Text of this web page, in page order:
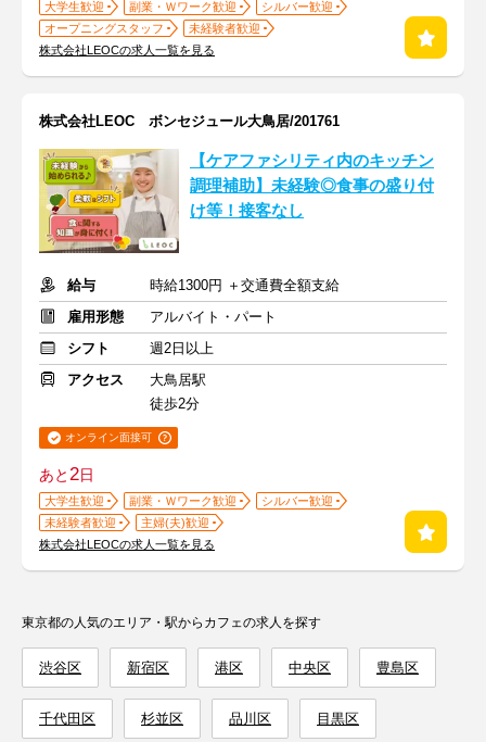
大学生歓迎 副業・Ｗワーク歓迎
シルバー歓迎
オープニングスタッフ
未経験者歓迎
株式会社LEOCの求人一覧を見る
株式会社LEOC ボンセジュール大鳥居/201761
【ケアファシリティ内のキッチン
調理補助】未経験◎食事の盛り付
け等！接客なし
給与
時給1300円 ＋交通費全額支給
雇用形態
アルバイト・パート
シフト
週2日以上
アクセス
大鳥居駅
徒歩2分
オンライン面接可
あと2日
大学生歓迎 副業・Ｗワーク歓迎
シルバー歓迎
未経験者歓迎
主婦(夫)歓迎
株式会社LEOCの求人一覧を見る
東京都の人気のエリア・駅からカフェの求人を探す
渋谷区 新宿区 港区 中央区 豊島区
千代田区 杉並区 品川区 目黒区